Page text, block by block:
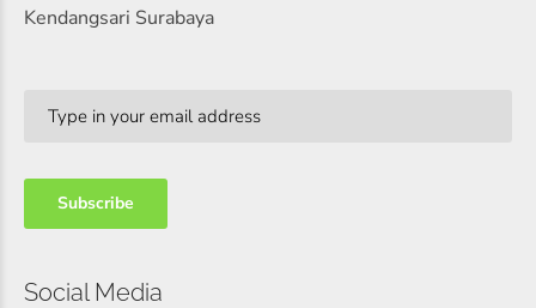
Kendangsari Surabaya
Social Media